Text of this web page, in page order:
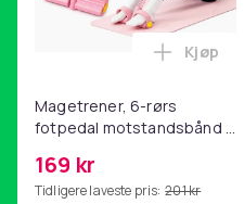
Magetrener, 6-rørs
fotpedal motstandsbånd -
yoga og
hjemmegymnastikk Pink
169 kr
Tidligere laveste pris: 201 kr
Legg
Kjøp